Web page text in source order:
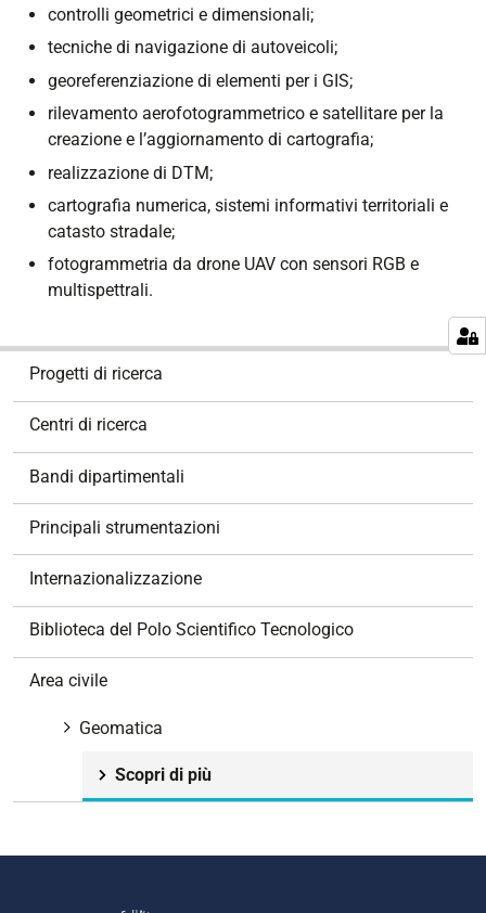
controlli geometrici e dimensionali;
tecniche di navigazione di autoveicoli;
georeferenziazione di elementi per i GIS;
rilevamento aerofotogrammetrico e satellitare per la
creazione e l’aggiornamento di cartografia;
realizzazione di DTM;
cartografia numerica, sistemi informativi territoriali e
catasto stradale;
fotogrammetria da drone UAV con sensori RGB e
multispettrali.
Progetti di ricerca
Centri di ricerca
Bandi dipartimentali
Principali strumentazioni
Internazionalizzazione
Biblioteca del Polo Scientifico Tecnologico
Area civile
Geomatica
Scopri di più